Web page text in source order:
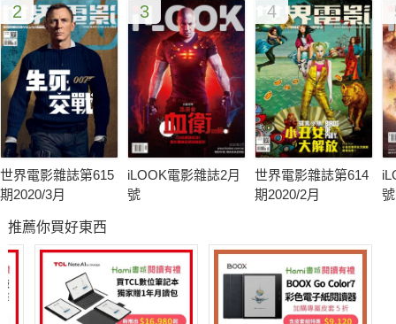
2
世界電影雜誌第615
期2020/3月
3
iLOOK電影雜誌2月
號
4
世界電影雜誌第614
期2020/2月
號
推薦你買好東西